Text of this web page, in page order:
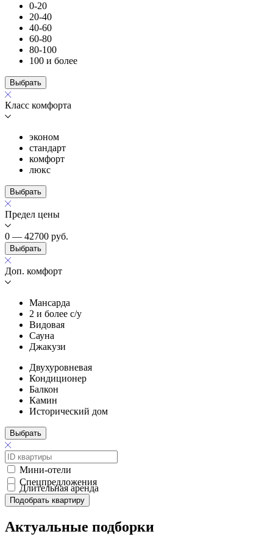
0-20
20-40
40-60
60-80
80-100
100 и более
Выбрать
Класс комфорта
эконом
стандарт
комфорт
люкс
Выбрать
Предел цены
0 — 42700 руб.
Выбрать
Доп. комфорт
Мансарда
2 и более с/у
Видовая
Сауна
Джакузи
Двухуровневая
Кондиционер
Балкон
Камин
Исторический дом
Выбрать
Мини-отели
Спецпредложения
Длительная аренда
Подобрать квартиру
Актуальные подборки